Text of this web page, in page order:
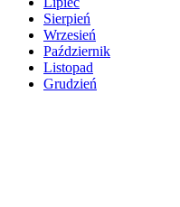
Sierpień
Wrzesień
Październik
Listopad
Grudzień